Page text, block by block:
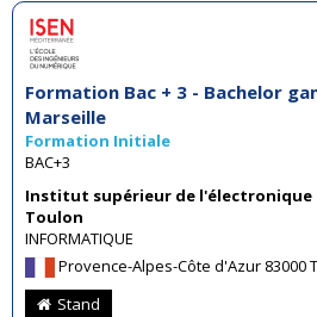
Formation Bac + 3 - Bachelor
Marseille
Formation Initiale
BAC+3
Institut supérieur de l'électronique
Toulon
INFORMATIQUE
Provence-Alpes-Côte d'Azur 83000
Stand